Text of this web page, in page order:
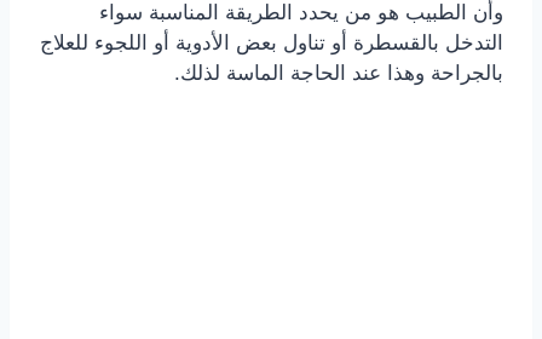
وأن الطبيب هو من يحدد الطريقة المناسبة سواء
التدخل بالقسطرة أو تناول بعض الأدوية أو اللجوء للعلاج
بالجراحة وهذا عند الحاجة الماسة لذلك.